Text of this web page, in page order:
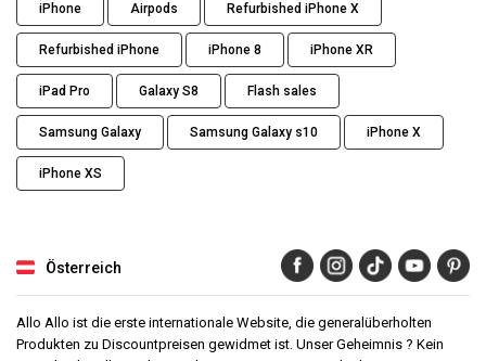
iPhone Airpods Refurbished iPhone X
Refurbished iPhone iPhone 8 iPhone XR
iPad Pro Galaxy S8 Flash sales
Samsung Galaxy Samsung Galaxy s10 iPhone X
iPhone XS
Österreich
Allo Allo ist die erste internationale Website, die generalüberholten
Produkten zu Discountpreisen gewidmet ist. Unser Geheimnis ? Kein